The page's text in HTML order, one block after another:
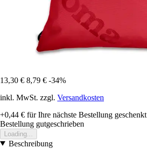
13,30 € 8,79 € -34%
inkl. MwSt. zzgl. Versandkosten
+0,44 € für Ihre nächste Bestellung geschenkt
Bestellung gutgeschrieben
Loading...
Beschreibung